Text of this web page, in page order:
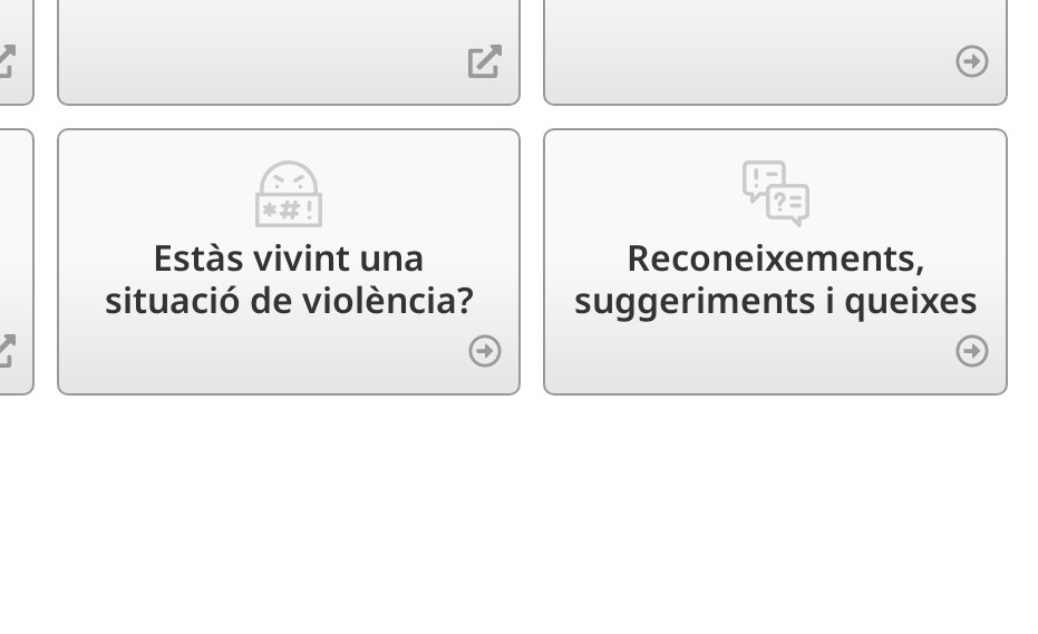
Estàs vivint una
situació de violència?
Reconeixements,
suggeriments i queixes